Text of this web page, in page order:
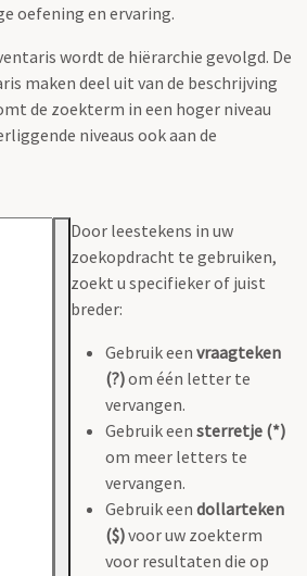
oefening en ervaring.
wordt de hiërarchie gevolgd. De
maken deel uit van de beschrijving
de zoekterm in een hoger niveau
niveaus ook aan de
Door leestekens in uw
zoekopdracht te gebruiken,
zoekt u specifieker of juist
breder:
Gebruik een vraagteken
(?)om één letter te
vervangen.
Gebruik een sterretje (*)
om meer letters te
vervangen.
Gebruik een dollarteken
($)voor uw zoekterm
voor resultaten die op